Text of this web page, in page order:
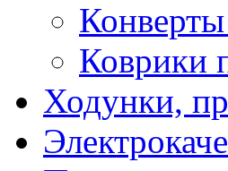
Конверты
Коврики
Ходунки,